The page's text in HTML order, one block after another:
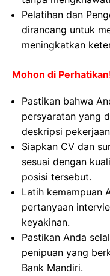
Pelatihan dan
dirancang untuk
meningkatkan
Mohon di
Pastikan bahwa
persyaratan yang
deskripsi
Siapkan CV dan
sesuai dengan
posisi tersebut.
Latih kemampuan
pertanyaan
keyakinan.
Pastikan Anda
penipuan yang
Bank Mandiri.